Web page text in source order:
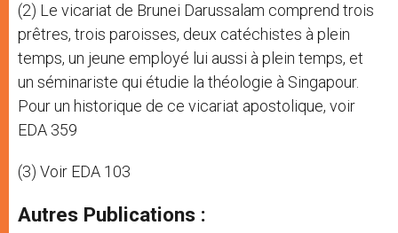
(2) Le vicariat de Brunei Darussalam comprend trois
prêtres, trois paroisses, deux catéchistes à plein
temps, un jeune employé lui aussi à plein temps, et
un séminariste qui étudie la théologie à Singapour.
Pour un historique de ce vicariat apostolique, voir
EDA 359
(3) Voir EDA 103
Autres Publications :